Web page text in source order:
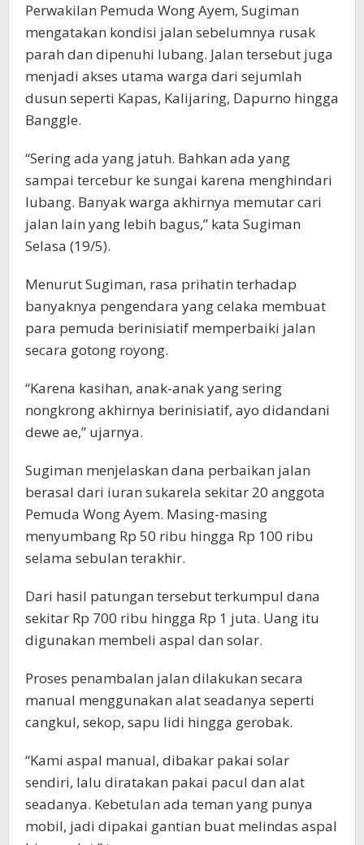
Perwakilan Pemuda Wong Ayem, Sugiman
mengatakan kondisi jalan sebelumnya rusak
parah dan dipenuhi lubang. Jalan tersebut juga
menjadi akses utama warga dari sejumlah
dusun seperti Kapas, Kalijaring, Dapurno hingga
Banggle.
“Sering ada yang jatuh. Bahkan ada yang
sampai tercebur ke sungai karena menghindari
lubang. Banyak warga akhirnya memutar cari
jalan lain yang lebih bagus,” kata Sugiman
Selasa (19/5).
Menurut Sugiman, rasa prihatin terhadap
banyaknya pengendara yang celaka membuat
para pemuda berinisiatif memperbaiki jalan
secara gotong royong.
“Karena kasihan, anak-anak yang sering
nongkrong akhirnya berinisiatif, ayo didandani
dewe ae,” ujarnya.
Sugiman menjelaskan dana perbaikan jalan
berasal dari iuran sukarela sekitar 20 anggota
Pemuda Wong Ayem. Masing-masing
menyumbang Rp 50 ribu hingga Rp 100 ribu
selama sebulan terakhir.
Dari hasil patungan tersebut terkumpul dana
sekitar Rp 700 ribu hingga Rp 1 juta. Uang itu
digunakan membeli aspal dan solar.
Proses penambalan jalan dilakukan secara
manual menggunakan alat seadanya seperti
cangkul, sekop, sapu lidi hingga gerobak.
“Kami aspal manual, dibakar pakai solar
sendiri, lalu diratakan pakai pacul dan alat
seadanya. Kebetulan ada teman yang punya
mobil, jadi dipakai gantian buat melindas aspal